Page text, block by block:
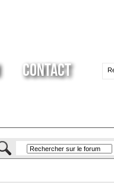
Contact